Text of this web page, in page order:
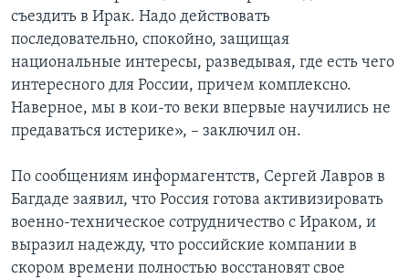
съездить в Ирак. Надо действовать
последовательно, спокойно, защищая
национальные интересы, разведывая, где есть чего
интересного для России, причем комплексно.
Наверное, мы в кои-то веки впервые научились не
предаваться истерике», – заключил он.
По сообщениям информагентств, Сергей Лавров в
Багдаде заявил, что Россия готова активизировать
военно-техническое сотрудничество с Ираком, и
выразил надежду, что российские компании в
скором времени полностью восстановят свое